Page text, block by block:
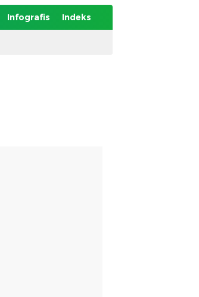
Infografis Indeks